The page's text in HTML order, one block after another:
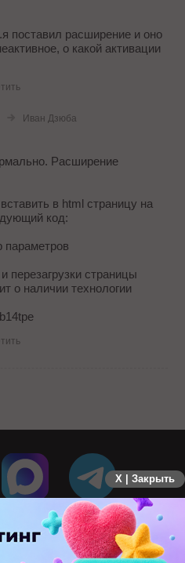
поставил расширение и оно
о какой активации
Иван Дзюба
Расширение
в html страницу на
код:
параметров
перезагрузки страницы
о наличии технологии
X | Закрыть
ВЕРСИЮ
защищены. 2026